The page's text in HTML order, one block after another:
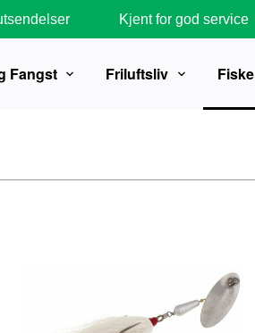
Kjent for god service
Fangst Friluftsliv Fiske